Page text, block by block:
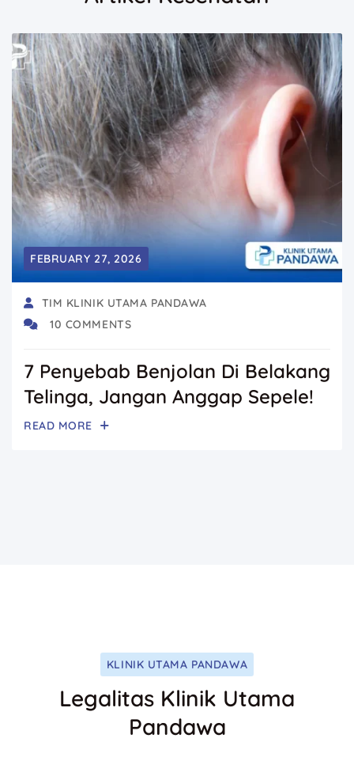
FEBRUARY 27, 2026
TIM KLINIK UTAMA PANDAWA
10 COMMENTS
7 Penyebab Benjolan Di Belakang
Telinga, Jangan Anggap Sepele!
READ MORE
KLINIK UTAMA PANDAWA
Legalitas Klinik Utama
Pandawa